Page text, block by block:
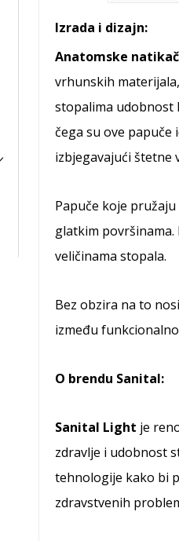
Izrada i dizajn:
Anatomske
vrhunskih
stopalima udobnost
čega su ove
izbjegavajući štetne
Papuče koje
glatkim
veličinama stopala.
Bez obzira na to
između
O brendu Sanital:
Sanital Light je
zdravlje i udobnost
tehnologije kako bi
zdravstvenih